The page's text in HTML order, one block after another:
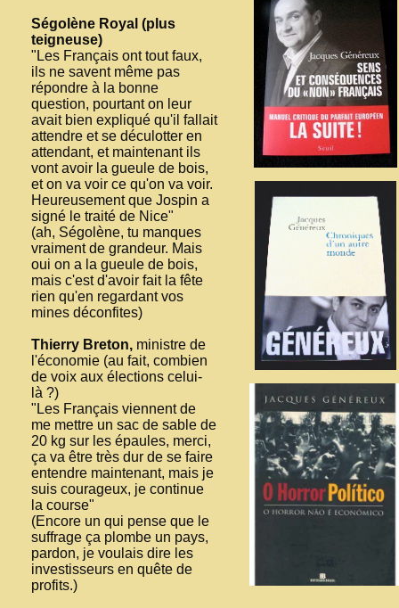
Ségolène Royal (plus
teigneuse)
"Les Français ont tout faux,
ils ne savent même pas
répondre à la bonne
question, pourtant on leur
avait bien expliqué qu'il fallait
attendre et se déculotter en
attendant, et maintenant ils
vont avoir la gueule de bois,
et on va voir ce qu'on va voir.
Heureusement que Jospin a
signé le traité de Nice"
(ah, Ségolène, tu manques
vraiment de grandeur. Mais
oui on a la gueule de bois,
mais c'est d'avoir fait la fête
rien qu'en regardant vos
mines déconfites)
Thierry Breton, ministre de
l'économie (au fait, combien
de voix aux élections celui-
là ?)
"Les Français viennent de
me mettre un sac de sable de
20 kg sur les épaules, merci,
ça va être très dur de se faire
entendre maintenant, mais je
suis courageux, je continue
la course"
(Encore un qui pense que le
suffrage ça plombe un pays,
pardon, je voulais dire les
investisseurs en quête de
profits.)